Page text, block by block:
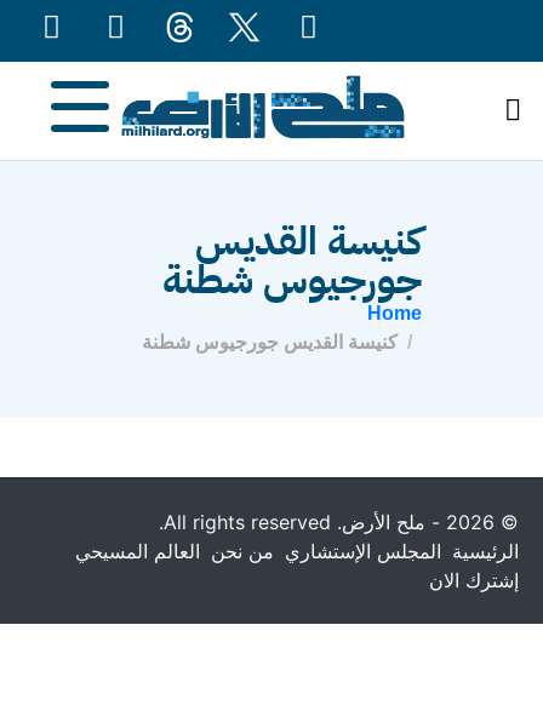
كنيسة القديس
جورجيوس شطنة
Home
كنيسة القديس جورجيوس شطنة
© 2026 - ملح الأرض. All rights reserved.
الرئيسية المجلس الإستشاري من نحن العالم المسيحي
إشترك الان